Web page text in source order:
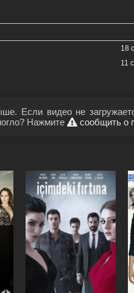
18
11
Если видео не
Нажмите
сообщить о